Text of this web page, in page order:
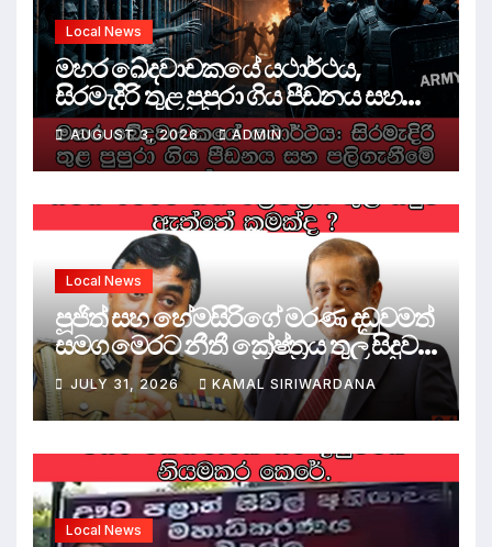
Local News
මහර ඛේදවාචකයේ යථාර්ථය,
සිරමැදිරි තුළ පුපුරා ගිය පීඩනය සහ
පලිගැනීමේ දේශපාලනය
AUGUST 3, 2026 ADMIN
Local News
පූජිත් සහ හේමසිරිගේ මරණ දඩුවමත්
සමග මෙරට නීතී ක්‍රේෂ්ත්‍රය තුල සිදුව
ඇත්තේ කුමක්ද ?
JULY 31, 2026 KAMAL SIRIWARDANA
Local News